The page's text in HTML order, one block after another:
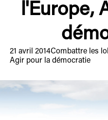
l'Europe,
21 avril 2014Combattre les
Agir pour la démocratie